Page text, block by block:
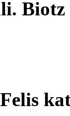
Felis